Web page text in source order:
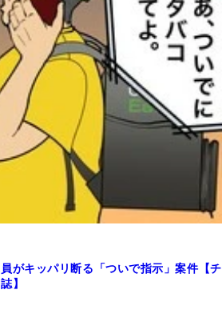
がキッパリ断る「ついで指示」案件【チ
】